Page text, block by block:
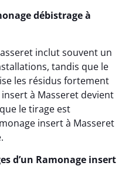
débistrage à
inclut souvent un
tandis que le
les résidus fortement
à Masseret devient
le tirage est
insert à Masseret
d’un Ramonage insert